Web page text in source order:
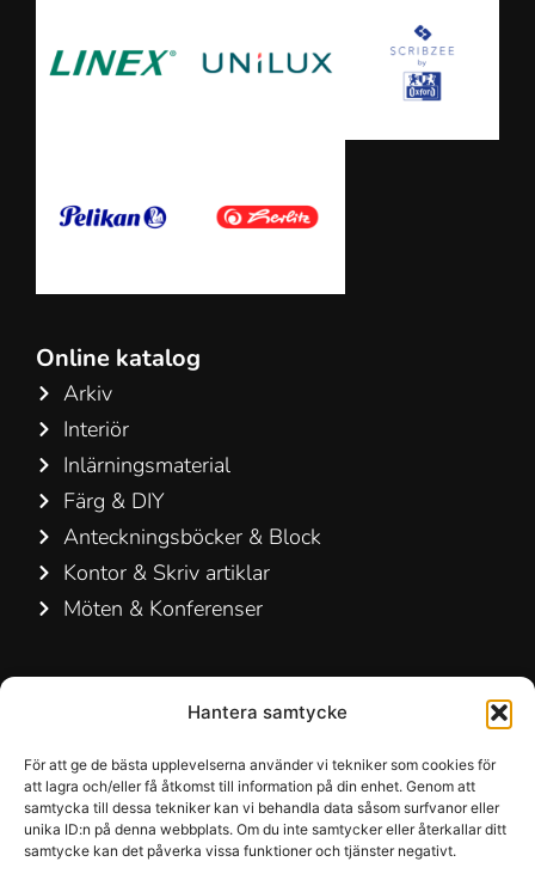
Hantera samtycke
För att ge de bästa upplevelserna använder vi tekniker som cookies för
att lagra och/eller få åtkomst till information på din enhet. Genom att
samtycka till dessa tekniker kan vi behandla data såsom surfvanor eller
unika ID:n på denna webbplats. Om du inte samtycker eller återkallar ditt
samtycke kan det påverka vissa funktioner och tjänster negativt.
Online katalog
Arkiv
Interiör
Inlärningsmaterial
Färg & DIY
Anteckningsböcker & Block
Kontor & Skriv artiklar
Möten & Konferenser
Hirsemarken 5, st. th.
3520 Farum
Danmark